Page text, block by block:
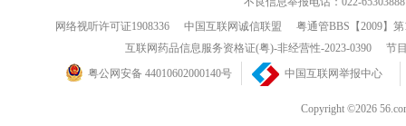
网络视听许可证1908336
中国互联网诚信联盟
粤通管BBS【2009】
互联网药品信息服务资格证(粤)-非经营性-2023-0390
节
粤公网安备 44010602000140号
中国互联网举报中心
Copyright ©2026